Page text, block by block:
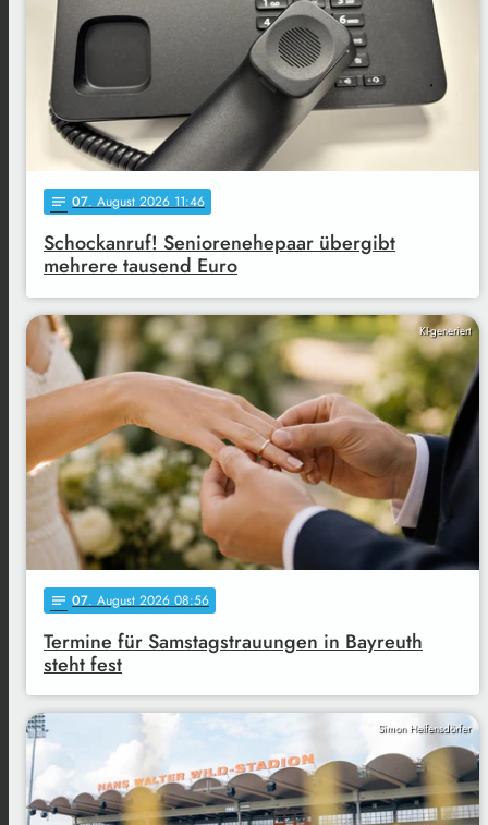
notes 07. August 2026 11:46
Schockanruf! Seniorenehepaar übergibt
mehrere tausend Euro
KI-generiert
notes 07. August 2026 08:56
Termine für Samstagstrauungen in Bayreuth
steht fest
Simon Helfensdörfer